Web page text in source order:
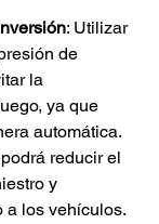
: Utilizar
de
la
ya que
automática.
reducir el
y
a los vehículos.